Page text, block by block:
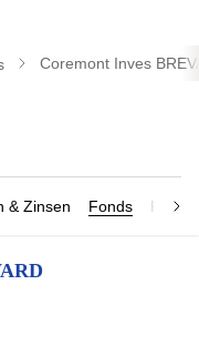
Coremont Inves
& Zinsen Fonds